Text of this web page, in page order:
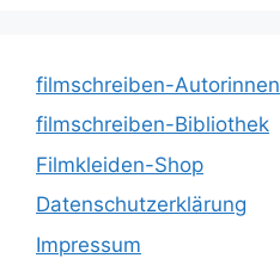
filmschreiben-Autorinnen
filmschreiben-Bibliothek
Filmkleiden-Shop
Datenschutzerklärung
Impressum